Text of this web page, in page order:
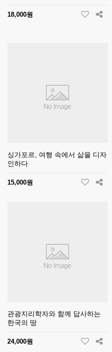
18,000원
싱가포르, 여행 속에서 삶을 디자
인하다
15,000원
관광지리학자와 함께 답사하는
한국의 땅
24,000원